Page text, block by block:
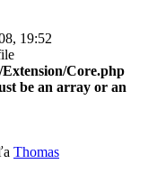
19:52
Core.php
be an array or an
Thomas